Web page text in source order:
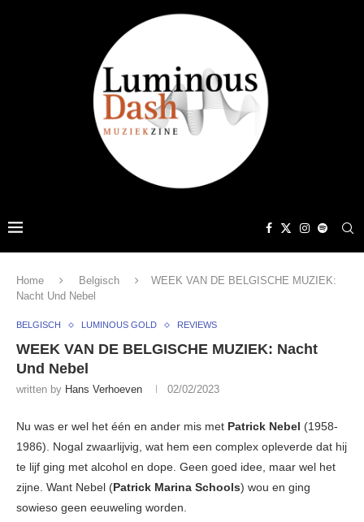
Home Belgisch
WEEK VAN DE BELGISCHE MUZIEK:
Nacht Und Nebel
BELGISCH LUMINOUS GOLD REVIEWS
WEEK VAN DE BELGISCHE MUZIEK: Nacht
Und Nebel
written by Hans Verhoeven 02/02/2023
Nu was er wel het één en ander mis met Patrick Nebel (1958-
1986). Nogal zwaarlijvig, wat hem een complex opleverde dat hij
te lijf ging met alcohol en dope. Geen goed idee, maar wel het
zijne. Want Nebel (Patrick Marina Schools) wou en ging
sowieso geen eeuweling worden.